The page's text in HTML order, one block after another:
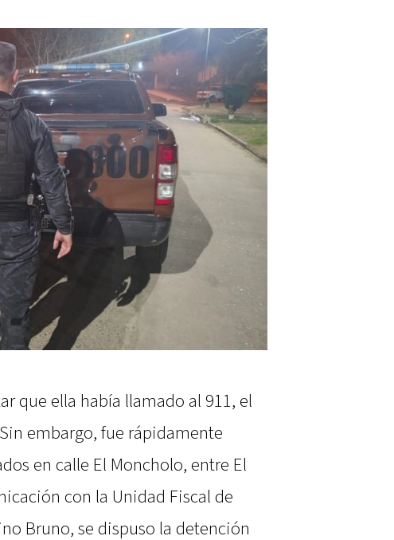
que ella había llamado al 911, el
embargo, fue rápidamente
en calle El Moncholo, entre El
con la Unidad Fiscal de
Bruno, se dispuso la detención